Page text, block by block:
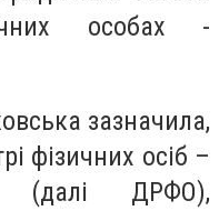
особах -
зазначила,
фізичних осіб –
(далі ДРФО),